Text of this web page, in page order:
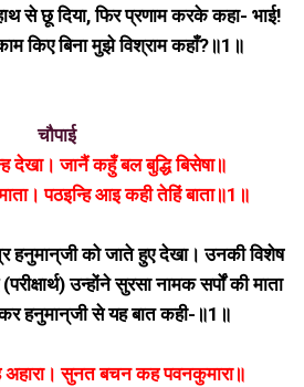
से छू दिया, फिर प्रणाम करके कहा- भाई!
किए बिना मुझे विश्राम कहाँ?॥1॥
चौपाई
देखा। जानैं कहुँ बल बुद्धि बिसेषा॥
पठइन्हि आइ कही तेहिं बाता॥1॥
हनुमान्‌जी को जाते हुए देखा। उनकी विशेष
उन्होंने सुरसा नामक सर्पों की माता
हनुमान्‌जी से यह बात कही-॥1॥
अहारा। सुनत बचन कह पवनकुमारा॥